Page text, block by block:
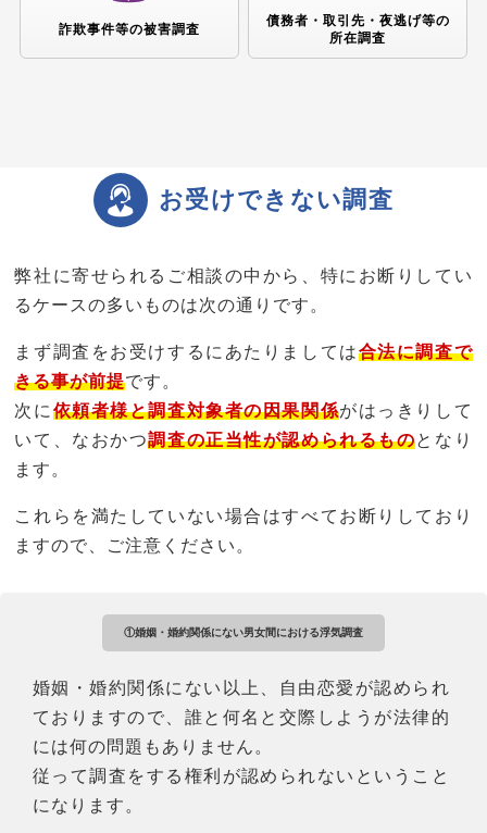
詐欺事件等の被害調査
債務者・取引先・夜逃げ等の
所在調査
お受けできない調査
弊社に寄せられるご相談の中から、特にお断りしてい
るケースの多いものは次の通りです。
まず調査をお受けするにあたりましては合法に調査で
きる事が前提です。
次に 依頼者様と調査対象者の因果関係がはっきりして
いて、なおかつ調査の正当性が認められるものとなり
ます。
これらを満たしていない場合はすべてお断りしており
ますので、ご注意ください。
①婚姻・婚約関係にない男女間における浮気調査
婚姻・婚約関係にない以上、自由恋愛が認められ
ておりますので、誰と何名と交際しようが法律的
には何の問題もありません。
従って調査をする権利が認められないということ
になります。